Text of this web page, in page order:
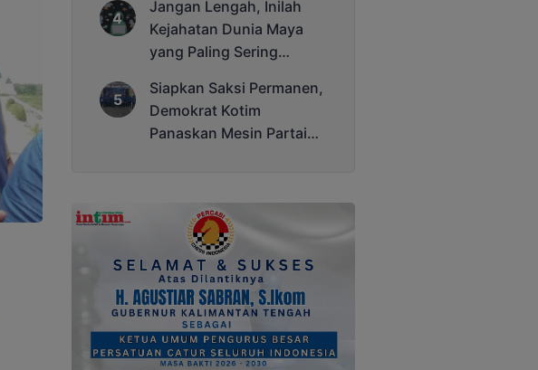
Jangan Lengah, Inilah
Kejahatan Dunia Maya
yang Paling Sering
Siapkan Saksi Permanen,
Demokrat Kotim
Panaskan Mesin Partai